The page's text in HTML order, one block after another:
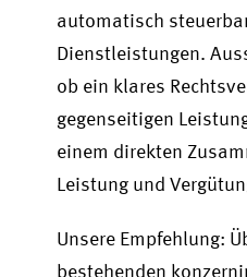
automatisch
Dienstleistungen.
ob ein klares
gegenseitigen
einem direkten
Leistung und
Unsere Empfehlung:
bestehenden